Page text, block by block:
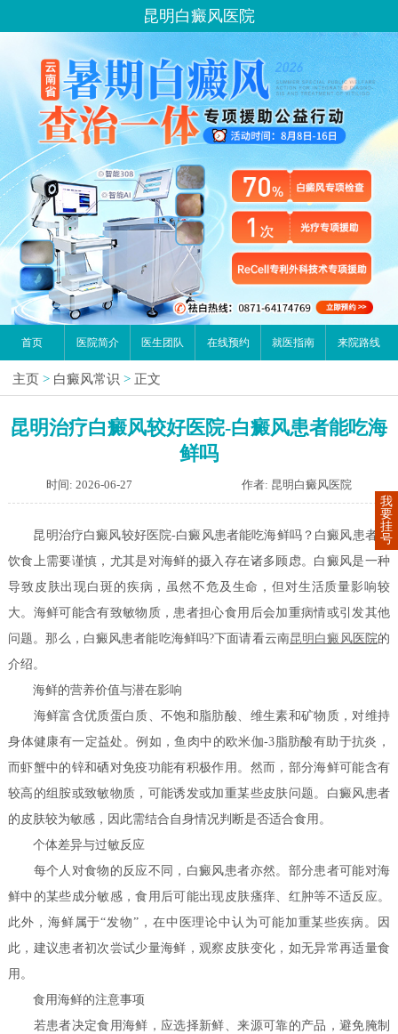
昆明白癜风医院
首页 医院简介 医生团队 在线预约 就医指南 来院路线
主页 > 白癜风常识 > 正文
昆明治疗白癜风较好医院-白癜风患者能吃海
鲜吗
时间: 2026-06-27 作者: 昆明白癜风医院
昆明治疗白癜风较好医院-白癜风患者能吃海鲜吗？白癜风患者在
饮食上需要谨慎，尤其是对海鲜的摄入存在诸多顾虑。白癜风是一种
导致皮肤出现白斑的疾病，虽然不危及生命，但对生活质量影响较
大。海鲜可能含有致敏物质，患者担心食用后会加重病情或引发其他
问题。那么，白癜风患者能吃海鲜吗?下面请看云南昆明白癜风医院的
介绍。
海鲜的营养价值与潜在影响
海鲜富含优质蛋白质、不饱和脂肪酸、维生素和矿物质，对维持
身体健康有一定益处。例如，鱼肉中的欧米伽-3脂肪酸有助于抗炎，
而虾蟹中的锌和硒对免疫功能有积极作用。然而，部分海鲜可能含有
较高的组胺或致敏物质，可能诱发或加重某些皮肤问题。白癜风患者
的皮肤较为敏感，因此需结合自身情况判断是否适合食用。
个体差异与过敏反应
每个人对食物的反应不同，白癜风患者亦然。部分患者可能对海
鲜中的某些成分敏感，食用后可能出现皮肤瘙痒、红肿等不适反应。
此外，海鲜属于“发物”，在中医理论中认为可能加重某些疾病。因
此，建议患者初次尝试少量海鲜，观察皮肤变化，如无异常再适量食
用。
食用海鲜的注意事项
若患者决定食用海鲜，应选择新鲜、来源可靠的产品，避免腌制
我
要
挂
号